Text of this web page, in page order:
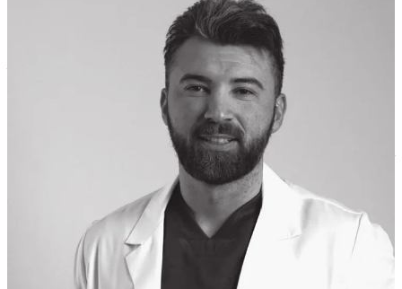
Care sunt cele mai bune opțiuni de tratament pentru
simptomele menopauzei.
Dacă simți că a venit momentul să pui sănătatea ta pe primul loc, să
înțelegi mai bine cum funcționează corpul tău și să afli informații
clare și aplicabile pentru o viață mai bună, te aștept
această ediție specială a brunch-ului
Bun Bine
.
Iar dacă ai o iubită, o prietenă, o mamă, o soră sau o colegă care ar
avea nevoie să audă aceste lucruri, te încurajez să îi spui despre acest
eveniment. S-ar putea ca ele să aibă nevoie de conversațiile astea și
de o un prilej cu care să-și celebreze feminitatea. Pentru că atunci
când femeile sunt bine, întreaga lume este mai bună.
Toate detaliile despre bunch-ul
Bun Bine | Armonie și Sănătate
sunt disponibile pe site-ul bunbine.ro
, iar pentru că faci
parte din comunitatea mea, cu codul de discount
ComunitateBunBine, beneficiezi de 10% reducere